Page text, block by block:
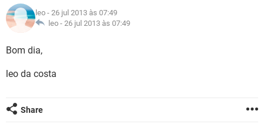
GUIA DE COMPRAS
INSTAGRAM
CELULAR
OUTLOOK
INSTAGRAM
JOGOS
OUTLOOK
INSTAGRAM
GLOSSÁRIO
JOGOS
INSTAGRAM
leo - 26 jul 2013 às 07:49
leo - 26 jul 2013 às 07:49
Bom dia,
leo da costa
Share